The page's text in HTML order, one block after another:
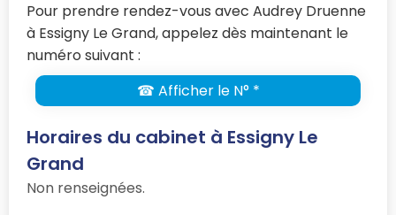
Pour prendre rendez-vous avec Audrey Druenne
à Essigny Le Grand, appelez dès maintenant le
numéro suivant :
☎ Afficher le N° *
Horaires du cabinet à Essigny Le
Grand
Non renseignées.